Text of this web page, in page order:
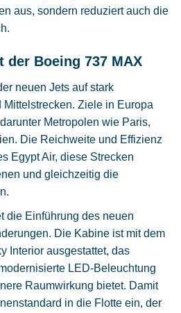
aus, sondern reduziert auch die
der Boeing 737 MAX
neuen Jets auf stark
Ziele in Europa
Metropolen wie Paris,
Die Reichweite und Effizienz
Egypt Air, diese Strecken
und gleichzeitig die
die Einführung des neuen
Die Kabine ist mit dem
Interior ausgestattet, das
LED-Beleuchtung
Raumwirkung bietet. Damit
in die Flotte ein, der